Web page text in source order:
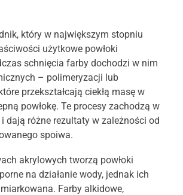
który w największym stopniu
użytkowe powłoki
schnięcia farby dochodzi w nim
– polimeryzacji lub
przekształcają ciekłą masę w
powłokę. Te procesy zachodzą w
dają różne rezultaty w zależności od
spoiwa.
akrylowych tworzą powłoki
na działanie wody, jednak ich
Farby alkidowe,